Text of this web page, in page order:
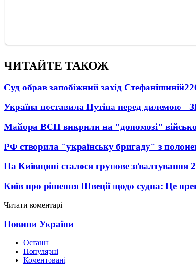
ЧИТАЙТЕ ТАКОЖ
Суд обрав запобіжний захід Стефанішиній
Україна поставила Путіна перед дилемою -
Майора ВСП викрили на "допомозі"
РФ створила "українську бригаду" з
На Київщині сталося групове зґвалтування
Київ про рішення Швеції щодо судна: Це
Читати коментарі
Новини України
Останні
Популярні
Коментовані